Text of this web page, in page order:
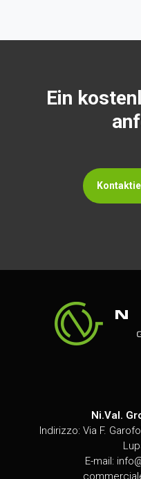
Ein
Ni.Val.
Indirizzo: Via F.
E-mail: